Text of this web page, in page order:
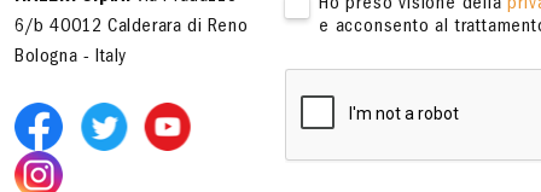
6/b 40012 Calderara di Reno
Bologna - Italy
Ho preso visione della
e acconsento al